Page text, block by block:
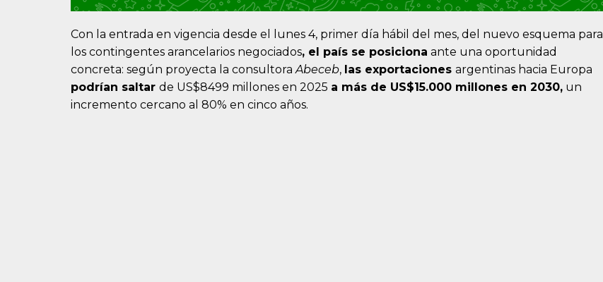
Con la entrada en vigencia desde el lunes 4, primer día hábil del mes, del nuevo esquema para
los contingentes arancelarios negociados, el país se posiciona ante una oportunidad
concreta: según proyecta la consultoraAbeceb, las exportaciones argentinas hacia Europa
podrían saltar de US$8499 millones en 2025 a más de US$15.000 millones en 2030, un
incremento cercano al 80% en cinco años.